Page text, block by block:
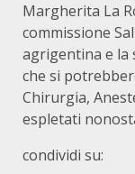
Margherita La
commissione
agrigentina e la
che si
Chirurgia,
espletati
condividi su: